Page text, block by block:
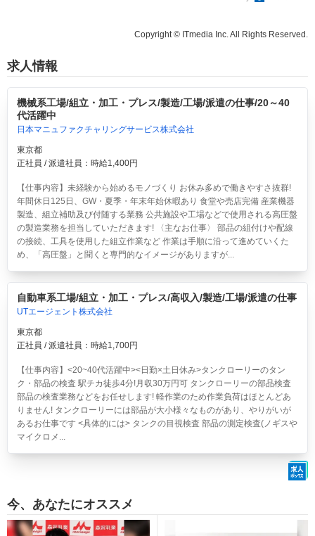
Copyright © ITmedia Inc. All Rights Reserved.
求人情報
機械系工場/組立・加工・プレス/製造/工場/派遣の仕事/20～40
代活躍中
日本マニュファクチャリングサービス株式会社
東京都
正社員 / 派遣社員：時給1,400円
【仕事内容】未経験から始めるモノづくり お休み多めで働きやすさ抜群!
年間休日125日、GW・夏季・年末年始休暇あり 食堂や売店完備 産業機器
製造、組立補助及び付随する業務 公共施設や工場などで使用される高圧盤
の製造業務を担当していただきます! 〈主なお仕事〉 部品の組付けや配線
の接続、工具を使用した組立作業など 作業は手順に沿って進めていくた
め、「高圧盤」と聞くと専門的なイメージがありますが...
自動車系工場/組立・加工・プレス/高収入/製造/工場/派遣の仕事
UTエージェント株式会社
東京都
正社員 / 派遣社員：時給1,700円
【仕事内容】<20~40代活躍中><日勤×土日休み>タンクローリーのタン
ク・部品の検査 駅チカ徒歩4分!月収30万円可 タンクローリーの部品検査
部品の検査業務などをお任せします! 軽作業のため作業負荷はほとんどあ
りません! タンクローリーには部品が大小様々なものがあり、やりがいが
あるお仕事です <具体的には> タンクの目視検査 部品の測定検査(ノギスや
マイクロメ...
今、あなたにオススメ